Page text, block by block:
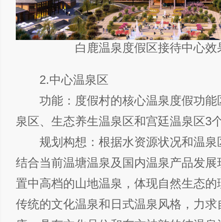
白鹿温泉度假区接待中心效
2.中心温泉区
功能：度假村的核心温泉度假功能
泉区、生态养生温泉区和宫廷温泉区3
规划构想：根据水资源状况和温泉
结合当前温塘温泉及国内温泉产品发
置中高档的山地温泉，体现自然生态
传统的文化温泉和日式温泉风格，力